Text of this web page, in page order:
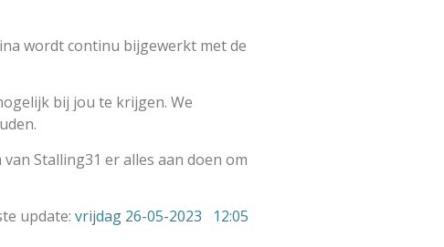
wordt continu bijgewerkt met de
bij jou te krijgen. We
Stalling31 er alles aan doen om
update: vrijdag 26-05-2023 12:05